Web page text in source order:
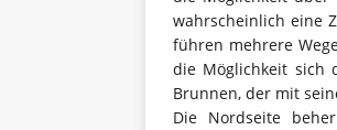
wahrscheinlich eine
führen mehrere
die Möglichkeit sich
Brunnen, der mit
Die Nordseite